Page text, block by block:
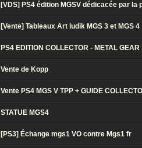
[VDS] PS4 édition MGSV dédicacée par la
[Vente] Tableaux Art ludik MGS 3 et MGS 4
PS4 EDITION COLLECTOR - METAL
Vente de Kopp
Vente PS4 MGS V TPP + GUIDE
STATUE MGS4
[PS3] Échange mgs1 VO contre Mgs1 fr